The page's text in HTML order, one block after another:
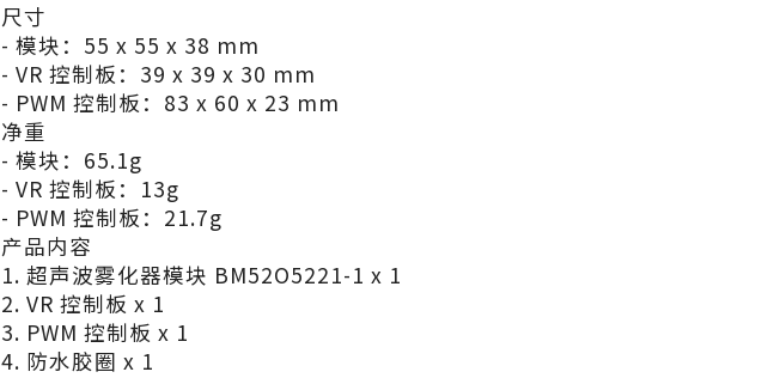
尺寸
- 模块：55 x 55 x 38 mm
- VR 控制板：39 x 39 x 30 mm
- PWM 控制板：83 x 60 x 23 mm
净重
- 模块：65.1g
- VR 控制板：13g
- PWM 控制板：21.7g
产品内容
1. 超声波雾化器模块 BM52O5221-1 x 1
2. VR 控制板 x 1
3. PWM 控制板 x 1
4. 防水胶圈 x 1